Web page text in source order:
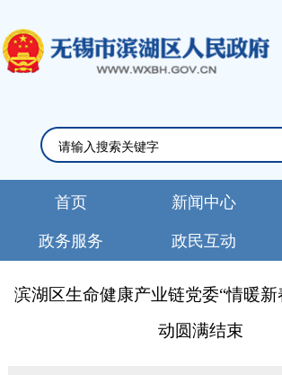
首页 新闻中心
政务服务 政民互动
滨湖区生命健康产业链党委“情暖
动圆满结束